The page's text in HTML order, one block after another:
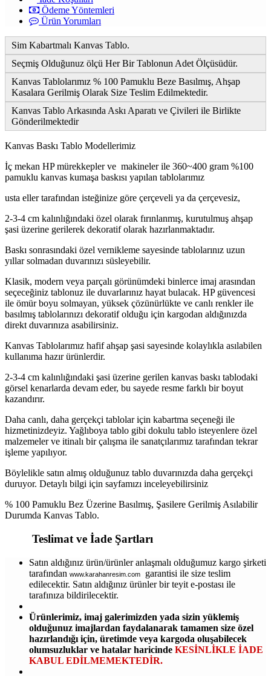
Ödeme Yöntemleri
Ürün Yorumları
Sim Kabartmalı Kanvas Tablo.
Seçmiş Olduğunuz ölçü Her Bir Tablonun Adet Ölçüsüdür.
Kanvas Tablolarımız % 100 Pamuklu Beze Basılmış, Ahşap
Kasalara Gerilmiş Olarak Size Teslim Edilmektedir.
Kanvas Tablo Arkasında Askı Aparatı ve Çivileri ile Birlikte
Gönderilmektedir
Kanvas Baskı Tablo Modellerimiz
İç mekan HP mürekkepler ve makineler ile 360~400 gram %100
pamuklu kanvas kumaşa baskısı yapılan tablolarımız
usta eller tarafından isteğinize göre çerçeveli ya da çerçevesiz,
2-3-4 cm kalınlığındaki özel olarak fırınlanmış, kurutulmuş ahşap
şasi üzerine gerilerek dekoratif olarak hazırlanmaktadır.
Baskı sonrasındaki özel vernikleme sayesinde tablolarınız uzun
yıllar solmadan duvarınızı süsleyebilir.
Klasik, modern veya parçalı görünümdeki binlerce imaj arasından
seçeceğiniz tablonuz ile duvarlarınız hayat bulacak. HP güvencesi
ile ömür boyu solmayan, yüksek çözünürlükte ve canlı renkler ile
basılmış tablolarınızı dekoratif olduğu için kargodan aldığınızda
direkt duvarınıza asabilirsiniz.
Kanvas Tablolarımız hafif ahşap şasi sayesinde kolaylıkla asılabilen
kullanıma hazır ürünlerdir.
2-3-4 cm kalınlığındaki şasi üzerine gerilen kanvas baskı tablodaki
görsel kenarlarda devam eder, bu sayede resme farklı bir boyut
kazandırır.
Daha canlı, daha gerçekçi tablolar için kabartma seçeneği ile
hizmetinizdeyiz. Yağlıboya tablo gibi dokulu tablo isteyenlere özel
malzemeler ve itinalı bir çalışma ile sanatçılarımız tarafından tekrar
işleme yapılıyor.
Böylelikle satın almış olduğunuz tablo duvarınızda daha gerçekçi
duruyor. Detaylı bilgi için sayfamızı inceleyebilirsiniz
% 100 Pamuklu Bez Üzerine Basılmış, Şasilere Gerilmiş Asılabilir
Durumda Kanvas Tablo.
Teslimat ve İade Şartları
Satın aldığınız ürün/ürünler anlaşmalı olduğumuz kargo şirketi
tarafından www.karahanresim.com
garantisi ile size teslim
edilecektir. Satın aldığınız ürünler bir teyit e-postası ile
tarafınıza bildirilecektir.
Ürünlerimiz, imaj galerimizden yada sizin yüklemiş
olduğunuz imajlardan faydalanarak tamamen size özel
hazırlandığı için, üretimde veya kargoda oluşabilecek
olumsuzluklar ve hatalar haricinde KESİNLİKLE İADE
KABUL EDİLMEMEKTEDİR.